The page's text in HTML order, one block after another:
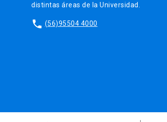
distintas áreas de la Universidad.
phone (56)95504 4000